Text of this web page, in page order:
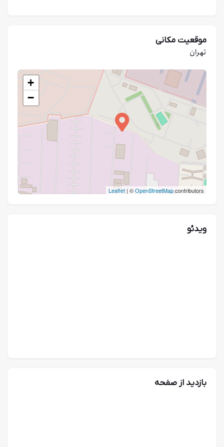
موقعیت مکانی
تهران
+
−
Leaflet | ©OpenStreetMapcontributors
ویدئو
بازدید از صفحه